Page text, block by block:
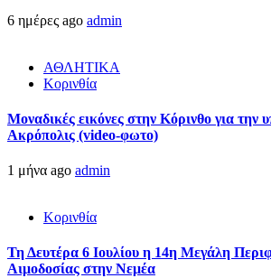
6 ημέρες ago admin
ΑΘΛΗΤΙΚΑ
Κορινθία
Μοναδικές εικόνες στην Κόρινθο για την
Ακρόπολις (video-φωτο)
1 μήνα ago admin
Κορινθία
Τη Δευτέρα 6 Ιουλίου η 14η Μεγάλη
Αιμοδοσίας στην Νεμέα